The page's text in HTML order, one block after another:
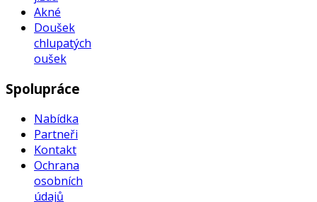
Akné
Doušek
chlupatých
oušek
Spolupráce
Nabídka
Partneři
Kontakt
Ochrana
osobních
údajů